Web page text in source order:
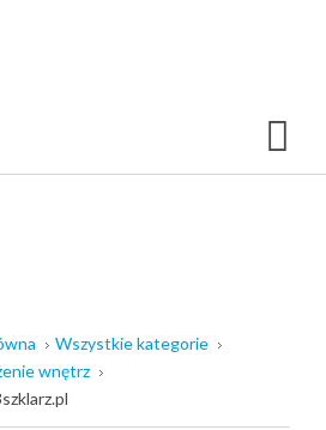
Wszystkie kategorie
wnętrz